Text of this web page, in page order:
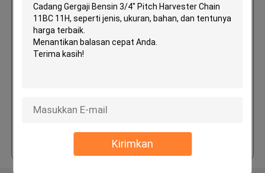
Kirimkan
Dapatkan Harga Terbaik untuk
Suku Cadang Gergaji Bensin 3/4"
Terus